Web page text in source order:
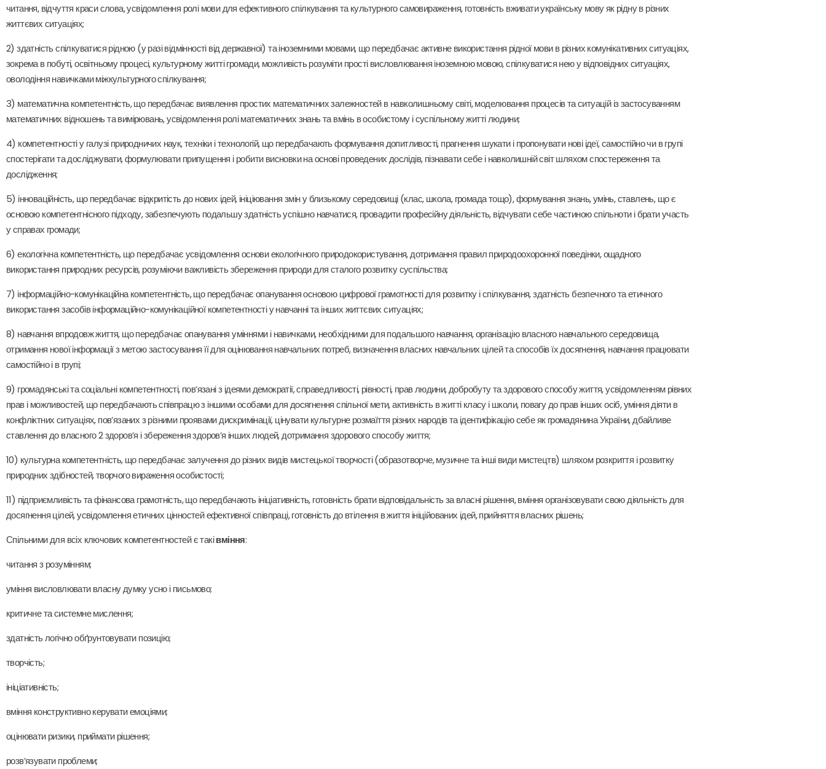
читання, відчуття краси слова, усвідомлення ролі мови для ефективного спілкування та культурного самовираження, готовність вживати українську мову як рідну в різних
життєвих ситуаціях;
2) здатність спілкуватися рідною (у разі відмінності від державної) та іноземними мовами, що передбачає активне використання рідної мови в різних комунікативних ситуаціях,
зокрема в побуті, освітньому процесі, культурному житті громади, можливість розуміти прості висловлювання іноземною мовою, спілкуватися нею у відповідних ситуаціях,
оволодіння навичками міжкультурного спілкування;
3) математична компетентність, що передбачає виявлення простих математичних залежностей в навколишньому світі, моделювання процесів та ситуацій із застосуванням
математичних відношень та вимірювань, усвідомлення ролі математичних знань та вмінь в особистому і суспільному житті людини;
4) компетентності у галузі природничих наук, техніки і технологій, що передбачають формування допитливості, прагнення шукати і пропонувати нові ідеї, самостійно чи в групі
спостерігати та досліджувати, формулювати припущення і робити висновки на основі проведених дослідів, пізнавати себе і навколишній світ шляхом спостереження та
дослідження;
5) інноваційність, що передбачає відкритість до нових ідей, ініціювання змін у близькому середовищі (клас, школа, громада тощо), формування знань, умінь, ставлень, що є
основою компетентнісного підходу, забезпечують подальшу здатність успішно навчатися, провадити професійну діяльність, відчувати себе частиною спільноти і брати участь
у справах громади;
6) екологічна компетентність, що передбачає усвідомлення основи екологічного природокористування, дотримання правил природоохоронної поведінки, ощадного
використання природних ресурсів, розуміючи важливість збереження природи для сталого розвитку суспільства;
7) інформаційно-комунікаційна компетентність, що передбачає опанування основою цифрової грамотності для розвитку і спілкування, здатність безпечного та етичного
використання засобів інформаційно-комунікаційної компетентності у навчанні та інших життєвих ситуаціях;
8) навчання впродовж життя, що передбачає опанування уміннями і навичками, необхідними для подальшого навчання, організацію власного навчального середовища,
отримання нової інформації з метою застосування її для оцінювання навчальних потреб, визначення власних навчальних цілей та способів їх досягнення, навчання працювати
самостійно і в групі;
9) громадянські та соціальні компетентності, пов’язані з ідеями демократії, справедливості, рівності, прав людини, добробуту та здорового способу життя, усвідомленням рівних
прав і можливостей, що передбачають співпрацю з іншими особами для досягнення спільної мети, активність в житті класу і школи, повагу до прав інших осіб, уміння діяти в
конфліктних ситуаціях, пов’язаних з різними проявами дискримінації, цінувати культурне розмаїття різних народів та ідентифікацію себе як громадянина України, дбайливе
ставлення до власного 2 здоров’я і збереження здоров’я інших людей, дотримання здорового способу життя;
10) культурна компетентність, що передбачає залучення до різних видів мистецької творчості (образотворче, музичне та інші види мистецтв) шляхом розкриття і розвитку
природних здібностей, творчого вираження особистості;
11) підприємливість та фінансова грамотність, що передбачають ініціативність, готовність брати відповідальність за власні рішення, вміння організовувати свою діяльність для
досягнення цілей, усвідомлення етичних цінностей ефективної співпраці, готовність до втілення в життя ініційованих ідей, прийняття власних рішень;
Спільними для всіх ключових компетентностей є таківміння:
читання з розумінням;
уміння висловлювати власну думку усно і письмово;
критичне та системне мислення;
здатність логічно обґрунтовувати позицію;
творчість;
ініціативність;
вміння конструктивно керувати емоціями;
оцінювати ризики, приймати рішення;
розв’язувати проблеми;